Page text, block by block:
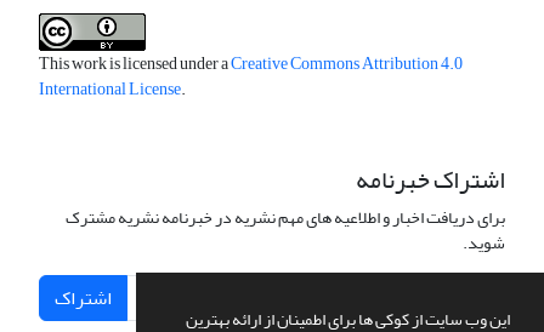
این وب سایت از کوکی ها برای اطمینان از ارائه بهترین
This work is licensed under aCreative Commons Attribution 4.0
International License.
اشتراک خبرنامه
برای دریافت اخبار و اطلاعیه های مهم نشریه در خبرنامه نشریه مشترک
شوید.
اشتراک